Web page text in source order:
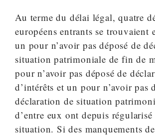
Au terme du délai légal, quatre
européens entrants se trouvaient
un pour n’avoir pas déposé de
situation patrimoniale de fin de
pour n’avoir pas déposé de
d’intérêts et un pour n’avoir pas
déclaration de situation
d’entre eux ont depuis
situation. Si des manquements